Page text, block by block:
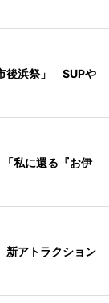
後浜祭」 SUPや
私に還る『お伊
アトラクション